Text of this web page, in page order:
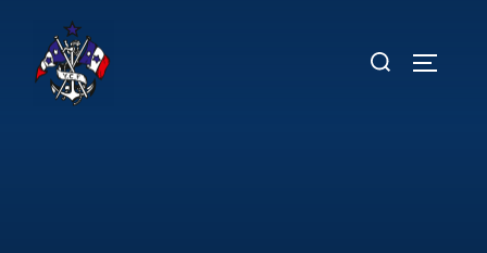
contenu
Rechercher :